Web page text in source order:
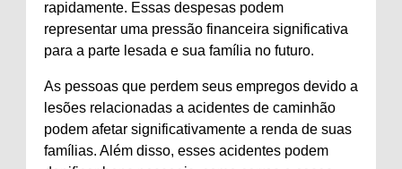
rapidamente. Essas despesas podem
representar uma pressão financeira significativa
para a parte lesada e sua família no futuro.
As pessoas que perdem seus empregos devido a
lesões relacionadas a acidentes de caminhão
podem afetar significativamente a renda de suas
famílias. Além disso, esses acidentes podem